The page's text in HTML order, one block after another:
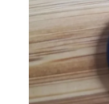
hvězdiček.